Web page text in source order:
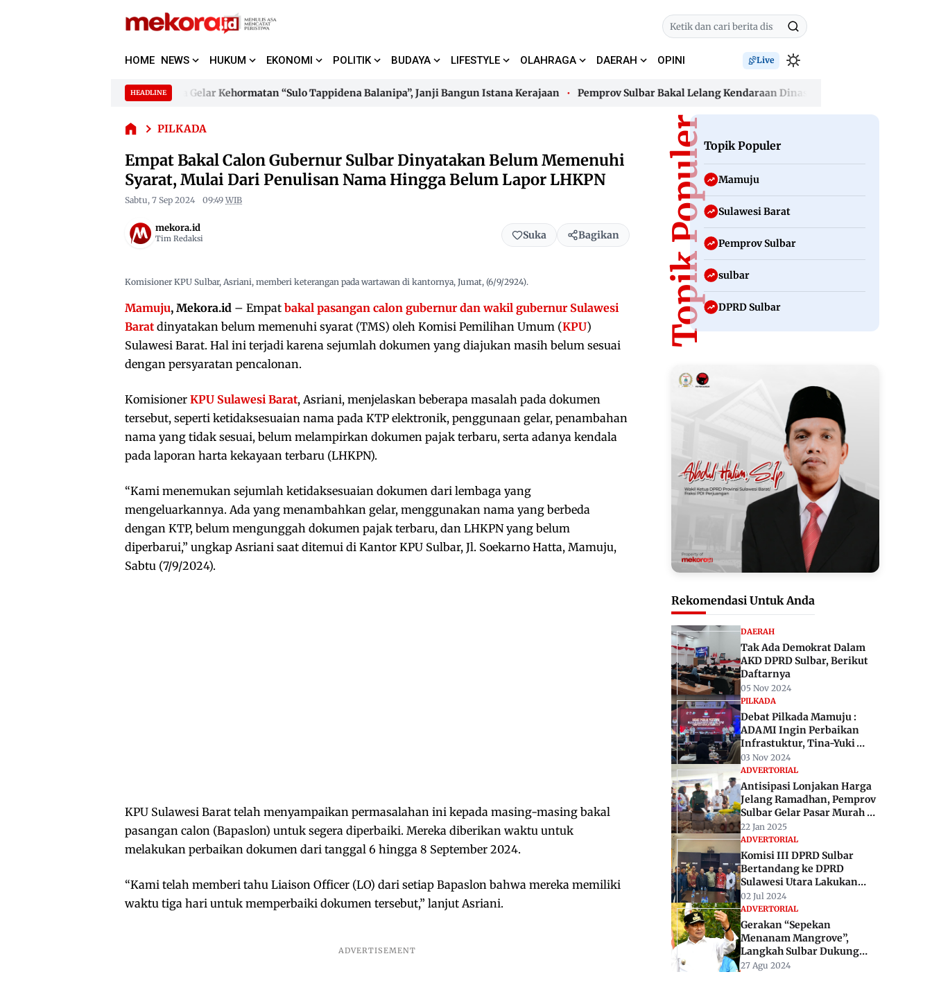
HOME NEWS HUKUM EKONOMI POLITIK BUDAYA LIFESTYLE OLAHRAGA DAERAH OPINI Live
HEADLINE
Gubernur Suhardi Duka Terima Gelar Kehormatan “Sulo Tappidena Balanipa”, Janji Bangun Istana Kerajaan Pemprov Sulbar Bakal Lelang Kendaraan Dinas dan Hapus Aset Tak
Gubernur Suhardi Duka Terima Gelar Kehormatan “Sulo Tappidena Balanipa”, Janji Bangun Istana Kerajaan Pemprov Sulbar Bakal Lelang Kendaraan Dinas dan Hapus Aset Tak
PILKADA
Empat
Gubernur
Dinyatakan
Belum
Syarat,
Penulisan
Nama
Hingga
Belum
LHKPN
Empat Bakal Calon Gubernur Sulbar Dinyatakan Belum Memenuhi
Syarat, Mulai Dari Penulisan Nama Hingga Belum Lapor LHKPN
Sabtu, 7 Sep 2024 09:49 WIB
mekora.id
Tim Redaksi Suka Bagikan
Komisioner KPU Sulbar, Asriani, memberi keterangan pada wartawan di kantornya, Jumat, (6/9/2924).
Mamuju, Mekora.id – Empat bakal pasangan calon gubernur dan wakil gubernur Sulawesi
Barat dinyatakan belum memenuhi syarat (TMS) oleh Komisi Pemilihan Umum (KPU)
Sulawesi Barat. Hal ini terjadi karena sejumlah dokumen yang diajukan masih belum sesuai
dengan persyaratan pencalonan.
Komisioner KPU Sulawesi Barat, Asriani, menjelaskan beberapa masalah pada dokumen
tersebut, seperti ketidaksesuaian nama pada KTP elektronik, penggunaan gelar, penambahan
nama yang tidak sesuai, belum melampirkan dokumen pajak terbaru, serta adanya kendala
pada laporan harta kekayaan terbaru (LHKPN).
“Kami menemukan sejumlah ketidaksesuaian dokumen dari lembaga yang
mengeluarkannya. Ada yang menambahkan gelar, menggunakan nama yang berbeda
dengan KTP, belum mengunggah dokumen pajak terbaru, dan LHKPN yang belum
diperbarui,” ungkap Asriani saat ditemui di Kantor KPU Sulbar, Jl. Soekarno Hatta, Mamuju,
Sabtu (7/9/2024).
KPU Sulawesi Barat telah menyampaikan permasalahan ini kepada masing-masing bakal
pasangan calon (Bapaslon) untuk segera diperbaiki. Mereka diberikan waktu untuk
melakukan perbaikan dokumen dari tanggal 6 hingga 8 September 2024.
“Kami telah memberi tahu Liaison Officer (LO) dari setiap Bapaslon bahwa mereka memiliki
waktu tiga hari untuk memperbaiki dokumen tersebut,” lanjut Asriani.
Topik PopulerTopik Populer
Mamuju
Sulawesi Barat
Pemprov Sulbar
sulbar
DPRD Sulbar
Rekomendasi Untuk Anda
DAERAH
Tak Ada Demokrat Dalam
AKD DPRD Sulbar, Berikut
Daftarnya
05 Nov 2024
PILKADA
Debat Pilkada Mamuju :
ADAMI Ingin Perbaikan
Infrastuktur, Tina-Yuki
Disebut Cuma Klaim
Program Gagal
03 Nov 2024
ADVERTORIAL
Antisipasi Lonjakan Harga
Jelang Ramadhan, Pemprov
Sulbar Gelar Pasar Murah di
Enam Kabupaten
22 Jan 2025
ADVERTORIAL
Komisi III DPRD Sulbar
Bertandang ke DPRD
Sulawesi Utara Lakukan
Kunjungan Kerja
02 Jul 2024
ADVERTORIAL
Gerakan “Sepekan
Menanam Mangrove”,
Langkah Sulbar Dukung
Indonesia Capai Nol Emisi
27 Agu 2024